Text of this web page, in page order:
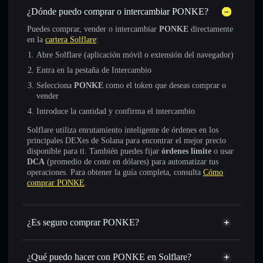
¿Dónde puedo comprar o intercambiar PONKE?
Puedes comprar, vender o intercambiar PONKE directamente
en la cartera Solflare:
Abre Solflare (aplicación móvil o extensión del navegador)
Entra en la pestaña de Intercambio
Selecciona PONKE como el token que deseas comprar o
vender
Introduce la cantidad y confirma el intercambio
Solflare utiliza enrutamiento inteligente de órdenes en los
principales DEXes de Solana para encontrar el mejor precio
disponible para ti. También puedes fijar órdenes límite o usar
DCA (promedio de coste en dólares) para automatizar tus
operaciones. Para obtener la guía completa, consulta Cómo
comprar PONKE.
¿Es seguro comprar PONKE?
PONKE token verificado
¿Qué puedo hacer con PONKE en Solflare?